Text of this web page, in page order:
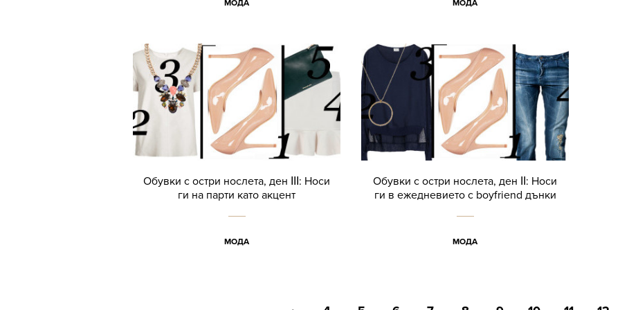
МОДА МОДА
Обувки с остри нослета, ден ІІІ: Носи
ги на парти като акцент
МОДА
Обувки с остри нослета, ден ІІ: Носи
ги в ежедневието с boyfriend дънки
МОДА